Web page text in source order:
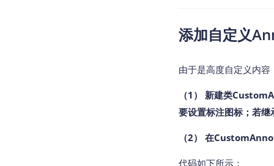
添加自定义
由于是高度自定义内
（1） 新建类
要设置标注图标；若
（2） 在
代码如下所示：